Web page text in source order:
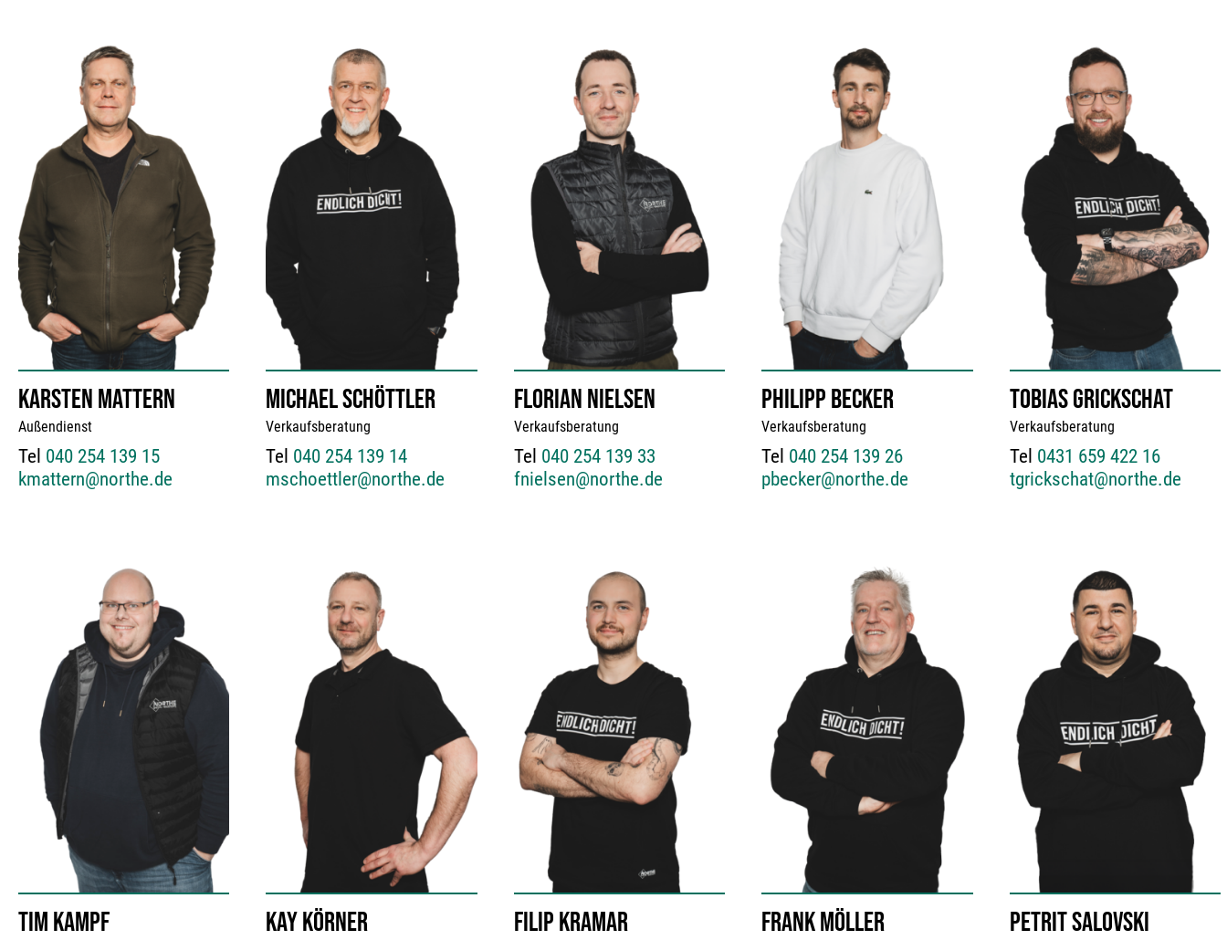
KARSTEN MATTERN
Außendienst
Tel 040 254 139 15
kmattern@northe.de
MICHAEL SCHÖTTLER
Verkaufsberatung
Tel 040 254 139 14
mschoettler@northe.de
FLORIAN NIELSEN
Verkaufsberatung
Tel 040 254 139 33
fnielsen@northe.de
PHILIPP BECKER
Verkaufsberatung
Tel 040 254 139 26
pbecker@northe.de
TOBIAS GRICKSCHAT
Verkaufsberatung
Tel 0431 659 422 16
tgrickschat@northe.de
TIM KAMPF KAY KÖRNER FILIP KRAMAR FRANK MÖLLER PETRIT SALOVSKI